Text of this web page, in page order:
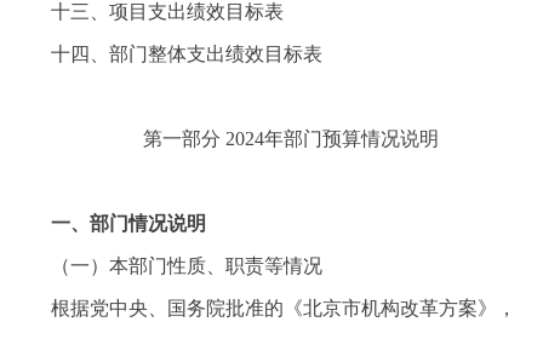
十三、项目支出绩效目标表
十四、部门整体支出绩效目标表
第一部分 2024年部门预算情况说明
一、部门情况说明
（一）本部门性质、职责等情况
根据党中央、国务院批准的《北京市机构改革方案》，